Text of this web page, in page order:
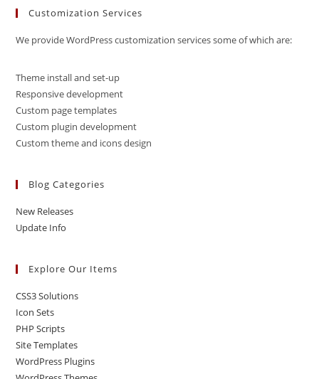
Customization Services
We provide WordPress customization services some of which are:
Theme install and set-up
Responsive development
Custom page templates
Custom plugin development
Custom theme and icons design
Blog Categories
New Releases
Update Info
Explore Our Items
CSS3 Solutions
Icon Sets
PHP Scripts
Site Templates
WordPress Plugins